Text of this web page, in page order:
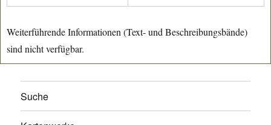
Weiterführende Informationen (Text- und Beschreibungsbände)
sind nicht verfügbar.
Suche